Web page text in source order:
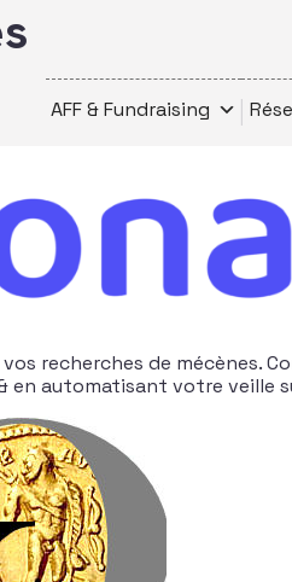
AFF & Fundraising
recherches de mécènes.
en automatisant votre